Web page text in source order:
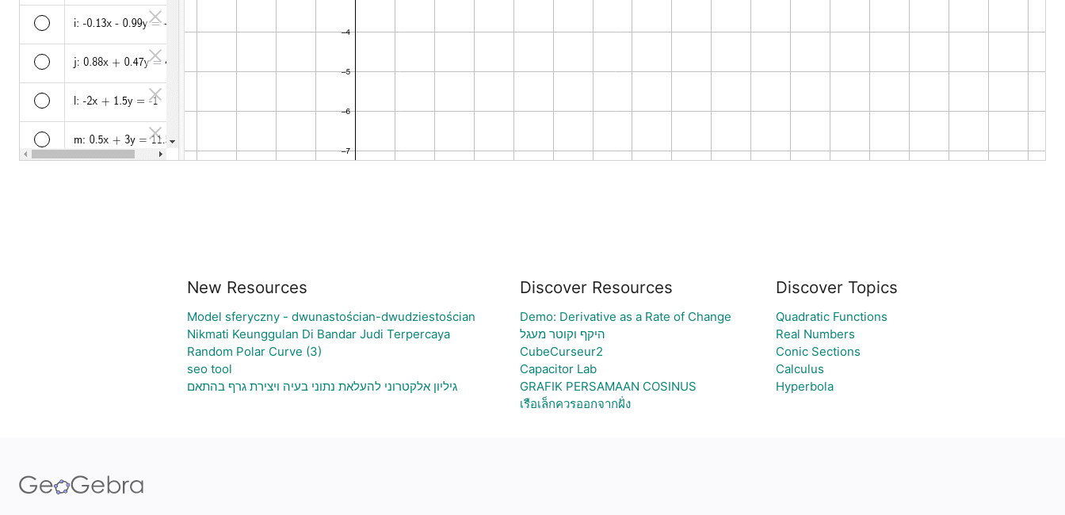
New Resources
Model sferyczny - dwunastościan-dwudziestościan
Nikmati Keunggulan Di Bandar Judi Terpercaya
Random Polar Curve (3)
seo tool
גיליון אלקטרוני להעלאת נתוני בעיה ויצירת גרף בהתאם
Discover Resources
Demo: Derivative as a Rate of Change
היקף וקוטר מעגל
CubeCurseur2
Capacitor Lab
GRAFIK PERSAMAAN COSINUS
เรือเล็กควรออกจากฝั่ง
Discover Topics
Quadratic Functions
Real Numbers
Conic Sections
Calculus
Hyperbola